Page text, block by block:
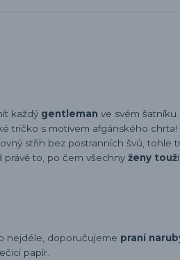
každý gentleman ve svém
tričko s motivem afgánského
střih bez postranních švů, tohle
právě to, po čem všechny ženy touž
nejdéle, doporučujeme praní
papír.